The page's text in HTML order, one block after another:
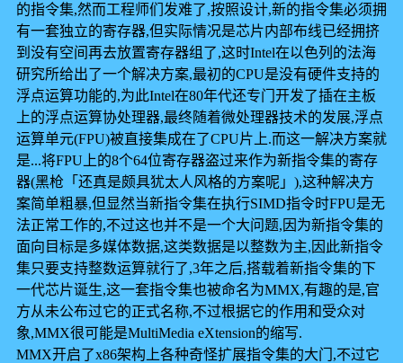
的指令集,然而工程师们发难了,按照设计,新的指令集必须拥
有一套独立的寄存器,但实际情况是芯片内部布线已经拥挤
到没有空间再去放置寄存器组了,这时Intel在以色列的法海
研究所给出了一个解决方案,最初的CPU是没有硬件支持的
浮点运算功能的,为此Intel在80年代还专门开发了插在主板
上的浮点运算协处理器,最终随着微处理器技术的发展,浮点
运算单元(FPU)被直接集成在了CPU片上.而这一解决方案就
是...将FPU上的8个64位寄存器盗过来作为新指令集的寄存
器(黑枪「还真是颇具犹太人风格的方案呢」),这种解决方
案简单粗暴,但显然当新指令集在执行SIMD指令时FPU是无
法正常工作的,不过这也并不是一个大问题,因为新指令集的
面向目标是多媒体数据,这类数据是以整数为主,因此新指令
集只要支持整数运算就行了,3年之后,搭载着新指令集的下
一代芯片诞生,这一套指令集也被命名为MMX,有趣的是,官
方从未公布过它的正式名称,不过根据它的作用和受众对
象,MMX很可能是MultiMedia eXtension的缩写.
MMX开启了x86架构上各种奇怪扩展指令集的大门,不过它